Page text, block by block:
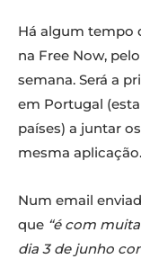
Há algum tempo
na Free Now,
semana. Será a
em Portugal
países) a juntar
mesma aplicação.
Num email
que “é com
dia 3 de junho